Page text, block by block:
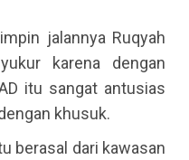
jalannya Ruqyah
karena dengan
itu sangat antusias
khusuk.
berasal dari kawasan